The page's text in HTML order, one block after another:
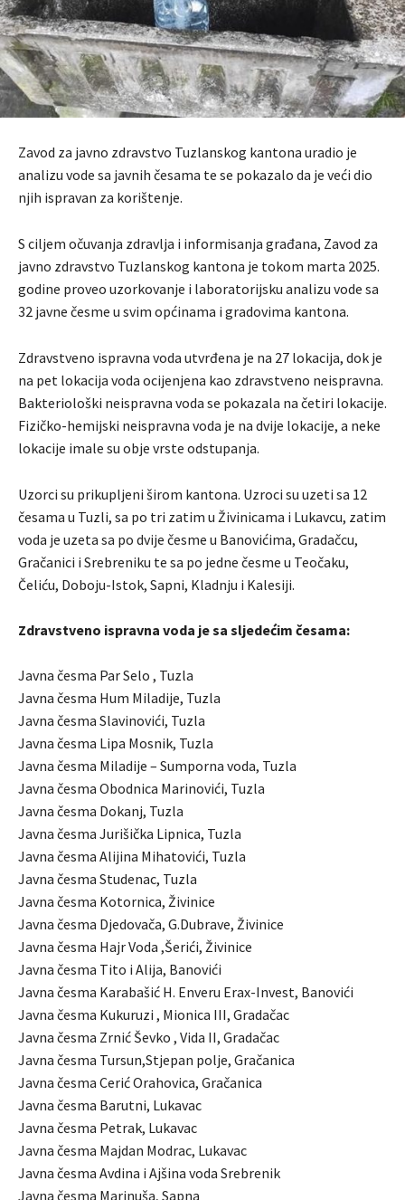
Zavod za javno zdravstvo Tuzlanskog kantona uradio je
analizu vode sa javnih česama te se pokazalo da je veći dio
njih ispravan za korištenje.
S ciljem očuvanja zdravlja i informisanja građana, Zavod za
javno zdravstvo Tuzlanskog kantona je tokom marta 2025.
godine proveo uzorkovanje i laboratorijsku analizu vode sa
32 javne česme u svim općinama i gradovima kantona.
Zdravstveno ispravna voda utvrđena je na 27 lokacija, dok je
na pet lokacija voda ocijenjena kao zdravstveno neispravna.
Bakteriološki neispravna voda se pokazala na četiri lokacije.
Fizičko-hemijski neispravna voda je na dvije lokacije, a neke
lokacije imale su obje vrste odstupanja.
Uzorci su prikupljeni širom kantona. Uzroci su uzeti sa 12
česama u Tuzli, sa po tri zatim u Živinicama i Lukavcu, zatim
voda je uzeta sa po dvije česme u Banovićima, Gradačcu,
Gračanici i Srebreniku te sa po jedne česme u Teočaku,
Čeliću, Doboju-Istok, Sapni, Kladnju i Kalesiji.
Zdravstveno ispravna voda je sa sljedećim česama:
Javna česma Par Selo , Tuzla
Javna česma Hum Miladije, Tuzla
Javna česma Slavinovići, Tuzla
Javna česma Lipa Mosnik, Tuzla
Javna česma Miladije – Sumporna voda, Tuzla
Javna česma Obodnica Marinovići, Tuzla
Javna česma Dokanj, Tuzla
Javna česma Jurišička Lipnica, Tuzla
Javna česma Alijina Mihatovići, Tuzla
Javna česma Studenac, Tuzla
Javna česma Kotornica, Živinice
Javna česma Djedovača, G.Dubrave, Živinice
Javna česma Hajr Voda ,Šerići, Živinice
Javna česma Tito i Alija, Banovići
Javna česma Karabašić H. Enveru Erax-Invest, Banovići
Javna česma Kukuruzi , Mionica III, Gradačac
Javna česma Zrnić Ševko , Vida II, Gradačac
Javna česma Tursun,Stjepan polje, Gračanica
Javna česma Cerić Orahovica, Gračanica
Javna česma Barutni, Lukavac
Javna česma Petrak, Lukavac
Javna česma Majdan Modrac, Lukavac
Javna česma Avdina i Ajšina voda Srebrenik
Javna česma Marinuša, Sapna